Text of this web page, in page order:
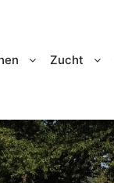
Zucht